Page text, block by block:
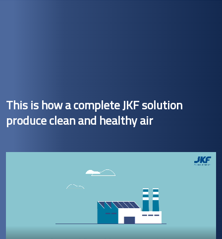
This is how a complete JKF solution
produce clean and healthy air